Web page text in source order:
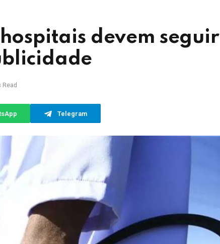
devem seguir
Read
Telegram